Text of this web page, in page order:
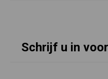
Schrijf u in